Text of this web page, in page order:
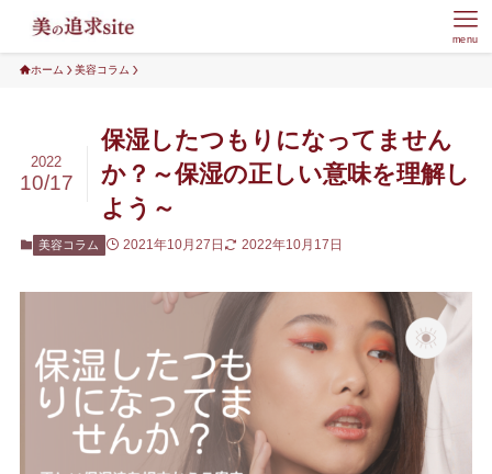
menu
ホーム 美容コラム
保湿したつもりになってません
か？～保湿の正しい意味を理解し
よう～
2022
10/17
美容コラム 2021年10月27日 2022年10月17日